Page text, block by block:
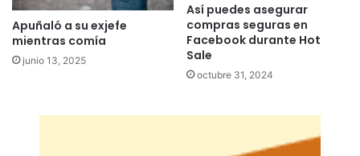
Apuñaló a su exjefe
mientras comía
junio 13, 2025
Así puedes asegurar
compras seguras en
Facebook durante Hot
Sale
octubre 31, 2024